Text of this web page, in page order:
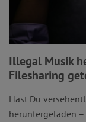
Illegal Musik
Filesharing
Hast Du
heruntergeladen